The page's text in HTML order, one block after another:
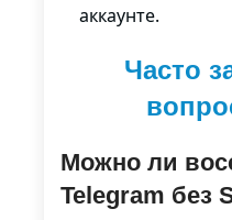
аккаунте.
Часто
Можно ли
Telegram без